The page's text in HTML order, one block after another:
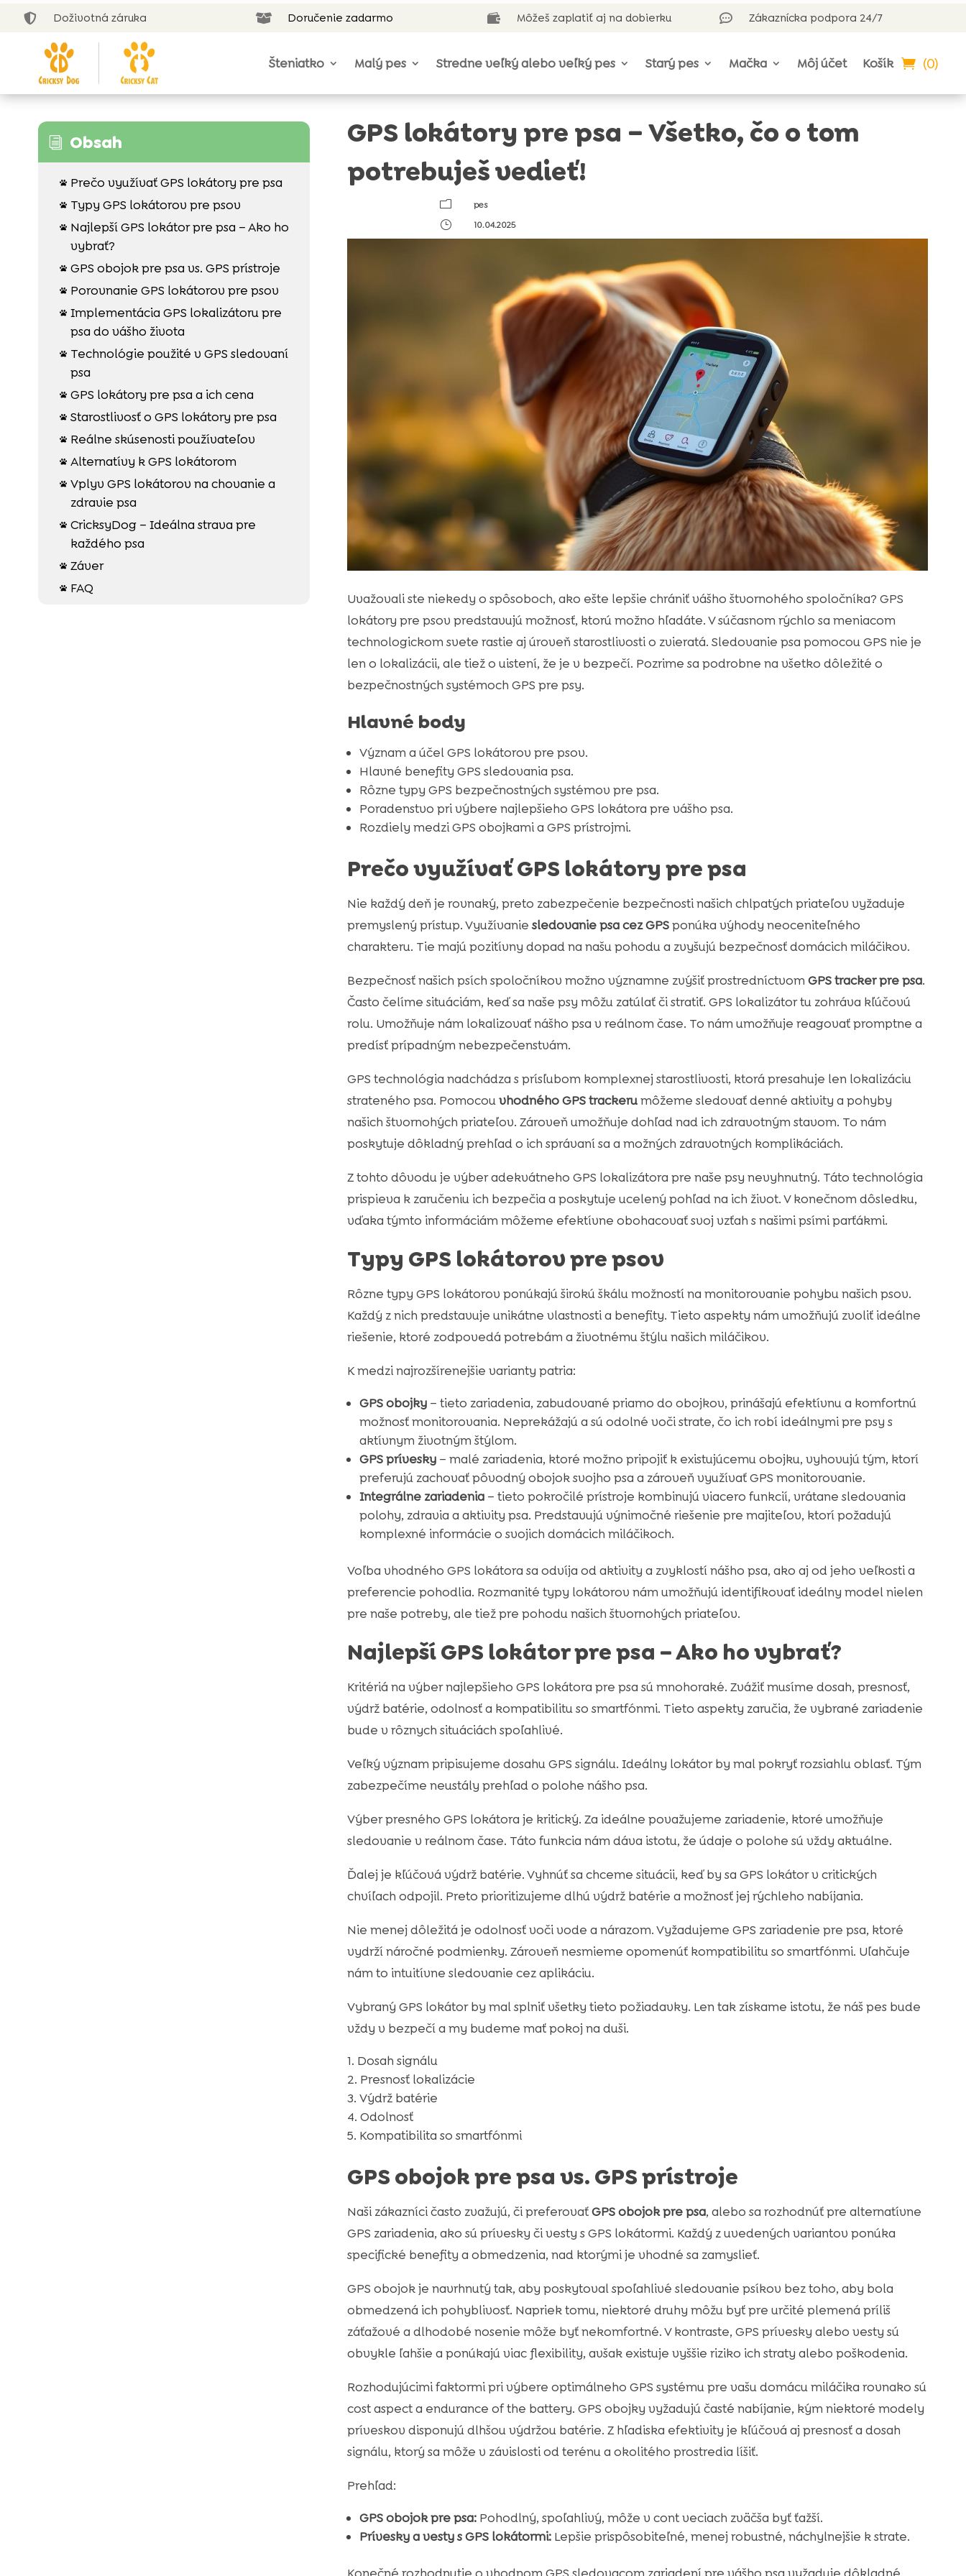
 Doživotná záruka  Doručenie zadarmo  Môžeš zaplatiť aj na dobierku  Zákaznícka podpora 24/7
Šteniatko Malý pes Stredne veľký alebo veľký pes Starý pes Mačka Môj účet Košík (0)
i Obsah
 Prečo využívať GPS lokátory pre psa
 Typy GPS lokátorov pre psov

Najlepší GPS lokátor pre psa – Ako ho
vybrať?
 GPS obojok pre psa vs. GPS prístroje
 Porovnanie GPS lokátorov pre psov
 Implementácia GPS lokalizátoru pre
psa do vášho života

Technológie použité v GPS sledovaní
psa
 GPS lokátory pre psa a ich cena
 Starostlivosť o GPS lokátory pre psa
 Reálne skúsenosti používateľov
 Alternatívy k GPS lokátorom
 Vplyv GPS lokátorov na chovanie a
zdravie psa
 CricksyDog – Ideálna strava pre
každého psa
 Záver
 FAQ
GPS lokátory pre psa – Všetko, čo o tom
potrebuješ vedieť!
m
pes
}
10.04.2025
Uvažovali ste niekedy o spôsoboch, ako ešte lepšie chrániť vášho štvornohého spoločníka? GPS
lokátory pre psov predstavujú možnosť, ktorú možno hľadáte. V súčasnom rýchlo sa meniacom
technologickom svete rastie aj úroveň starostlivosti o zvieratá. Sledovanie psa pomocou GPS nie je
len o lokalizácii, ale tiež o uistení, že je v bezpečí. Pozrime sa podrobne na všetko dôležité o
bezpečnostných systémoch GPS pre psy.
Hlavné body
Význam a účel GPS lokátorov pre psov.
Hlavné benefity GPS sledovania psa.
Rôzne typy GPS bezpečnostných systémov pre psa.
Poradenstvo pri výbere najlepšieho GPS lokátora pre vášho psa.
Rozdiely medzi GPS obojkami a GPS prístrojmi.
Prečo využívať GPS lokátory pre psa
Nie každý deň je rovnaký, preto zabezpečenie bezpečnosti našich chlpatých priateľov vyžaduje
premyslený prístup. Využívanie sledovanie psa cez GPSponúka výhody neoceniteľného
charakteru. Tie majú pozitívny dopad na našu pohodu a zvyšujú bezpečnosť domácich miláčikov.
Bezpečnosť našich psích spoločníkov možno významne zvýšiť prostredníctvom GPS tracker pre psa.
Často čelíme situáciám, keď sa naše psy môžu zatúlať či stratiť. GPS lokalizátor tu zohráva kľúčovú
rolu. Umožňuje nám lokalizovať nášho psa v reálnom čase. To nám umožňuje reagovať promptne a
predísť prípadným nebezpečenstvám.
GPS technológia nadchádza s prísľubom komplexnej starostlivosti, ktorá presahuje len lokalizáciu
strateného psa. Pomocouvhodného GPS trackerumôžeme sledovať denné aktivity a pohyby
našich štvornohých priateľov. Zároveň umožňuje dohľad nad ich zdravotným stavom. To nám
poskytuje dôkladný prehľad o ich správaní sa a možných zdravotných komplikáciách.
Z tohto dôvodu je výber adekvátneho GPS lokalizátora pre naše psy nevyhnutný. Táto technológia
prispieva k zaručeniu ich bezpečia a poskytuje ucelený pohľad na ich život. V konečnom dôsledku,
vďaka týmto informáciám môžeme efektívne obohacovať svoj vzťah s našimi psími parťákmi.
Typy GPS lokátorov pre psov
Rôzne typy GPS lokátorov ponúkajú širokú škálu možností na monitorovanie pohybu našich psov.
Každý z nich predstavuje unikátne vlastnosti a benefity. Tieto aspekty nám umožňujú zvoliť ideálne
riešenie, ktoré zodpovedá potrebám a životnému štýlu našich miláčikov.
K medzi najrozšírenejšie varianty patria:
GPS obojky– tieto zariadenia, zabudované priamo do obojkov, prinášajú efektívnu a komfortnú
možnosť monitorovania. Neprekážajú a sú odolné voči strate, čo ich robí ideálnymi pre psy s
aktívnym životným štýlom.
GPS prívesky– malé zariadenia, ktoré možno pripojiť k existujúcemu obojku, vyhovujú tým, ktorí
preferujú zachovať pôvodný obojok svojho psa a zároveň využívať GPS monitorovanie.
Integrálne zariadenia– tieto pokročilé prístroje kombinujú viacero funkcií, vrátane sledovania
polohy, zdravia a aktivity psa. Predstavujú výnimočné riešenie pre majiteľov, ktorí požadujú
komplexné informácie o svojich domácich miláčikoch.
Voľba vhodného GPS lokátora sa odvíja od aktivity a zvyklostí nášho psa, ako aj od jeho veľkosti a
preferencie pohodlia. Rozmanité typy lokátorov nám umožňujú identifikovať ideálny model nielen
pre naše potreby, ale tiež pre pohodu našich štvornohých priateľov.
Najlepší GPS lokátor pre psa – Ako ho vybrať?
Kritériá na výber najlepšieho GPS lokátora pre psa sú mnohoraké. Zvážiť musíme dosah, presnosť,
výdrž batérie, odolnosť a kompatibilitu so smartfónmi. Tieto aspekty zaručia, že vybrané zariadenie
bude v rôznych situáciách spoľahlivé.
Veľký význam pripisujeme dosahu GPS signálu. Ideálny lokátor by mal pokryť rozsiahlu oblasť. Tým
zabezpečíme neustály prehľad o polohe nášho psa.
Výber presného GPS lokátora je kritický. Za ideálne považujeme zariadenie, ktoré umožňuje
sledovanie v reálnom čase. Táto funkcia nám dáva istotu, že údaje o polohe sú vždy aktuálne.
Ďalej je kľúčová výdrž batérie. Vyhnúť sa chceme situácii, keď by sa GPS lokátor v critických
chvíľach odpojil. Preto prioritizujeme dlhú výdrž batérie a možnosť jej rýchleho nabíjania.
Nie menej dôležitá je odolnosť voči vode a nárazom. Vyžadujeme GPS zariadenie pre psa, ktoré
vydrží náročné podmienky. Zároveň nesmieme opomenúť kompatibilitu so smartfónmi. Uľahčuje
nám to intuitívne sledovanie cez aplikáciu.
Vybraný GPS lokátor by mal splniť všetky tieto požiadavky. Len tak získame istotu, že náš pes bude
vždy v bezpečí a my budeme mať pokoj na duši.
Dosah signálu
Presnosť lokalizácie
Výdrž batérie
Odolnosť
Kompatibilita so smartfónmi
GPS obojok pre psa vs. GPS prístroje
Naši zákazníci často zvažujú, či preferovaťGPS obojok pre psa, alebo sa rozhodnúť pre alternatívne
GPS zariadenia, ako sú prívesky či vesty s GPS lokátormi. Každý z uvedených variantov ponúka
specifické benefity a obmedzenia, nad ktorými je vhodné sa zamyslieť.
GPS obojok je navrhnutý tak, aby poskytoval spoľahlivé sledovanie psíkov bez toho, aby bola
obmedzená ich pohyblivosť. Napriek tomu, niektoré druhy môžu byť pre určité plemená príliš
záťažové a dlhodobé nosenie môže byť nekomfortné. V kontraste, GPS prívesky alebo vesty sú
obvykle ľahšie a ponúkajú viac flexibility, avšak existuje vyššie riziko ich straty alebo poškodenia.
Rozhodujúcimi faktormi pri výbere optimálneho GPS systému pre vašu domácu miláčika rovnako sú
cost aspect a endurance of the battery. GPS obojky vyžadujú časté nabíjanie, kým niektoré modely
príveskov disponujú dlhšou výdržou batérie. Z hľadiska efektivity je kľúčová aj presnosť a dosah
signálu, ktorý sa môže v závislosti od terénu a okolitého prostredia líšiť.
Prehľad:
GPS obojok pre psa:Pohodlný, spoľahlivý, môže v cont veciach zväčša byť ťažší.
Prívesky a vesty s GPS lokátormi:Lepšie prispôsobiteľné, menej robustné, náchylnejšie k strate.